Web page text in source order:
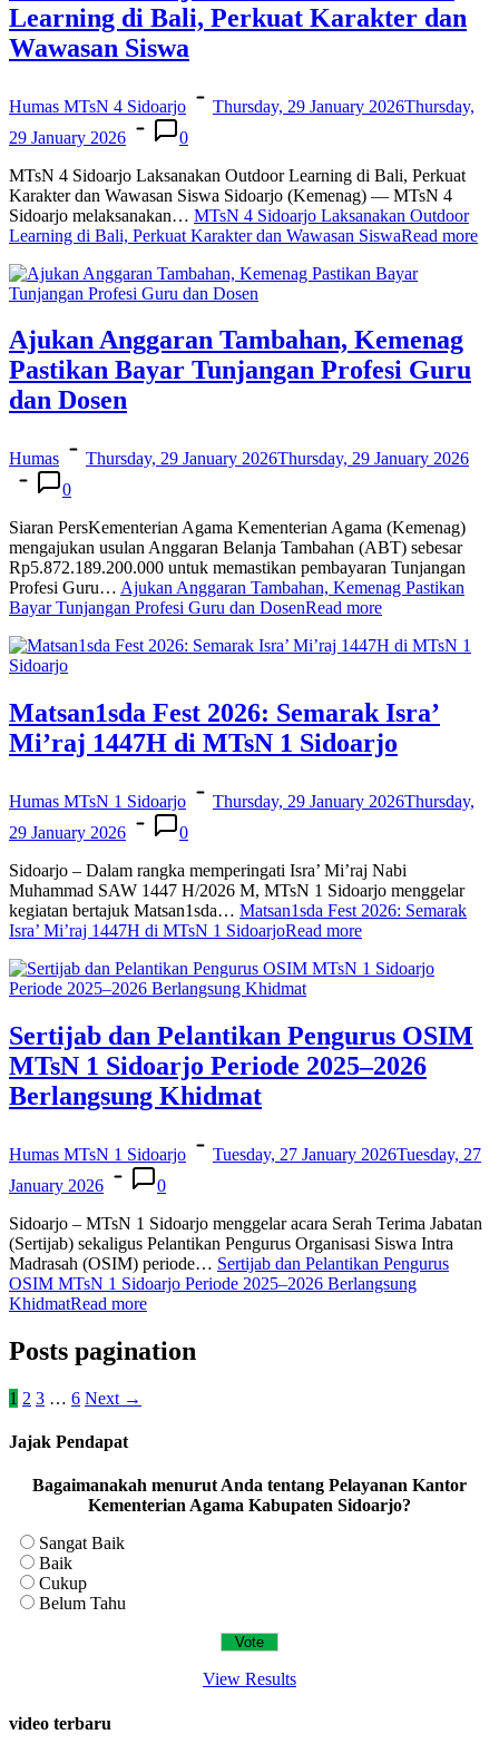
Learning di Bali, Perkuat Karakter dan
Wawasan Siswa
Humas MTsN 4 Sidoarjo Thursday, 29 January 2026Thursday,
29 January 2026
0
MTsN 4 Sidoarjo Laksanakan Outdoor Learning di Bali, Perkuat
Karakter dan Wawasan Siswa Sidoarjo (Kemenag) — MTsN 4
Sidoarjo melaksanakan… MTsN 4 Sidoarjo Laksanakan Outdoor
Learning di Bali, Perkuat Karakter dan Wawasan SiswaRead more
Ajukan Anggaran Tambahan, Kemenag
Pastikan Bayar Tunjangan Profesi Guru
dan Dosen
Humas Thursday, 29 January 2026Thursday, 29 January 2026
0
Siaran PersKementerian Agama Kementerian Agama (Kemenag)
mengajukan usulan Anggaran Belanja Tambahan (ABT) sebesar
Rp5.872.189.200.000 untuk memastikan pembayaran Tunjangan
Profesi Guru… Ajukan Anggaran Tambahan, Kemenag Pastikan
Bayar Tunjangan Profesi Guru dan DosenRead more
Matsan1sda Fest 2026: Semarak Isra’
Mi’raj 1447H di MTsN 1 Sidoarjo
Humas MTsN 1 Sidoarjo Thursday, 29 January 2026Thursday,
29 January 2026
0
Sidoarjo – Dalam rangka memperingati Isra’ Mi’raj Nabi
Muhammad SAW 1447 H/2026 M, MTsN 1 Sidoarjo menggelar
kegiatan bertajuk Matsan1sda… Matsan1sda Fest 2026: Semarak
Isra’ Mi’raj 1447H di MTsN 1 SidoarjoRead more
Sertijab dan Pelantikan Pengurus OSIM
MTsN 1 Sidoarjo Periode 2025–2026
Berlangsung Khidmat
Humas MTsN 1 Sidoarjo Tuesday, 27 January 2026Tuesday, 27
January 2026
0
Sidoarjo – MTsN 1 Sidoarjo menggelar acara Serah Terima Jabatan
(Sertijab) sekaligus Pelantikan Pengurus Organisasi Siswa Intra
Madrasah (OSIM) periode… Sertijab dan Pelantikan Pengurus
OSIM MTsN 1 Sidoarjo Periode 2025–2026 Berlangsung
KhidmatRead more
Posts pagination
1 2 3 … 6 Next →
Jajak Pendapat
Bagaimanakah menurut Anda tentang Pelayanan Kantor
Kementerian Agama Kabupaten Sidoarjo?
Sangat Baik
Baik
Cukup
Belum Tahu
View Results
video terbaru